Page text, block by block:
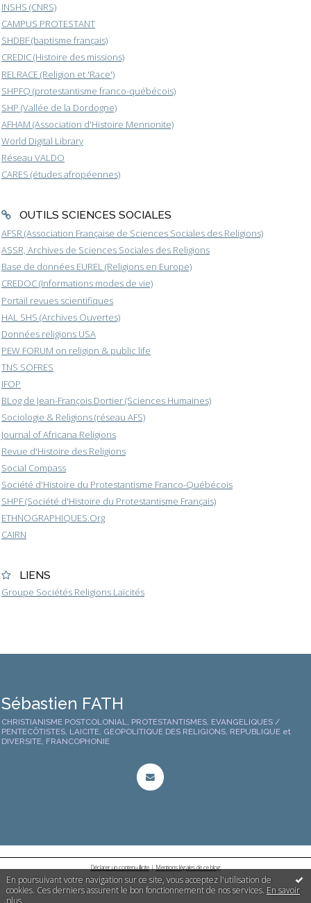
En poursuivant votre navigation sur ce site, vous acceptez l'utilisation de
cookies. Ces derniers assurent le bon fonctionnement de nos services. En savoir
plus
INSHS (CNRS)
CAMPUS PROTESTANT
SHDBF (baptisme français)
CREDIC (Histoire des missions)
RELRACE (Religion et 'Race')
SHPFQ (protestantisme franco-québécois)
SHP (Vallée de la Dordogne)
AFHAM (Association d'Histoire Mennonite)
World Digital Library
Réseau VALDO
CARES (études afropéennes)
OUTILS SCIENCES SOCIALES
AFSR (Association Française de Sciences Sociales des Religions)
ASSR, Archives de Sciences Sociales des Religions
Base de données EUREL (Religions en Europe)
CREDOC (Informations modes de vie)
Portail revues scientifiques
HAL SHS (Archives Ouvertes)
Données religions USA
PEW FORUM on religion & public life
TNS SOFRES
IFOP
BLog de Jean-François Dortier (Sciences Humaines)
Sociologie & Religions (réseau AFS)
Journal of Africana Religions
Revue d'Histoire des Religions
Social Compass
Société d'Histoire du Protestantisme Franco-Québécois
SHPF (Société d'Histoire du Protestantisme Français)
ETHNOGRAPHIQUES.Org
CAIRN
LIENS
Groupe Sociétés Religions Laïcités
Sébastien FATH
CHRISTIANISME POSTCOLONIAL, PROTESTANTISMES, EVANGELIQUES /
PENTECÔTISTES, LAICITE, GEOPOLITIQUE DES RELIGIONS, REPUBLIQUE et
DIVERSITE, FRANCOPHONIE
Déclarer un contenu illicite|Mentions légales de ce blog